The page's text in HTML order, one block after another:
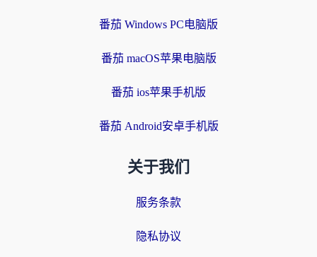
番茄 Windows PC电脑版
番茄 macOS苹果电脑版
番茄 ios苹果手机版
番茄 Android安卓手机版
关于我们
服务条款
隐私协议